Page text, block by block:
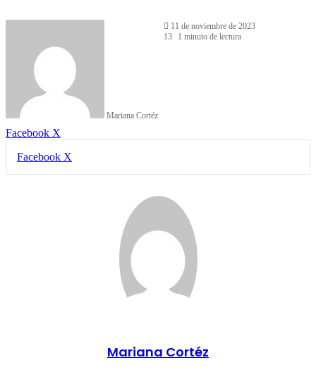
Mariana Cortéz
11 de noviembre de 2023
13
1 minuto de lectura
Facebook X
Facebook X
Mariana Cortéz